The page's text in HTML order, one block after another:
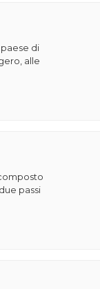
di
alle
passi